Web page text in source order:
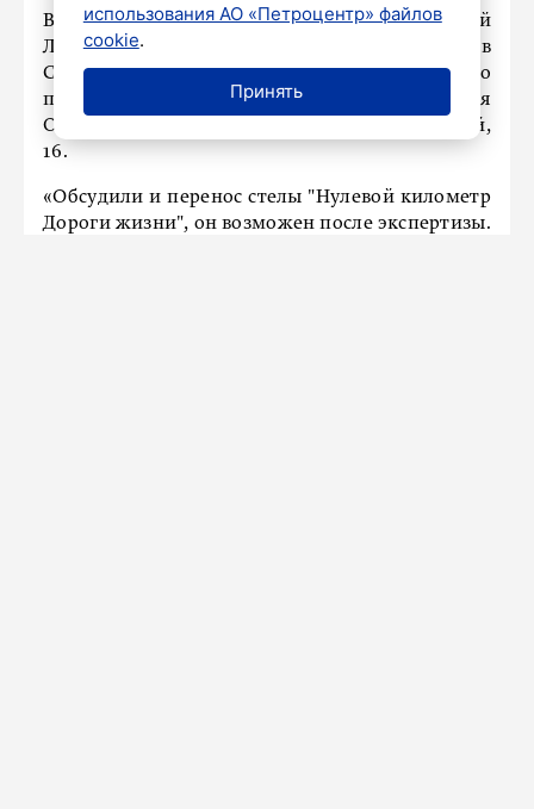
Вдоль Камышинской улицы и набережной
Лубьи снесут незаконные постройки. Также в
Старой Ржевке продолжается работа по
передаче городу исторического здания
Офицерского собрания на улице Ковалевской,
16.
«Обсудили и перенос стелы "Нулевой километр
Дороги жизни", он возможен после экспертизы.
использования АО «Петроцентр» файлов
cookie.
Принять